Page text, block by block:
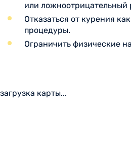
или ложноотрицательный
Отказаться от курения
процедуры.
Ограничить физические
загрузка карты...